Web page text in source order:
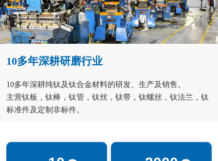
10多年深耕研磨行业
10多年深耕纯钛及钛合金材料的研发、生产及销售。
主营钛板，钛棒，钛管，钛丝，钛带，钛螺丝，钛法兰，钛
标准件及定制非标件。